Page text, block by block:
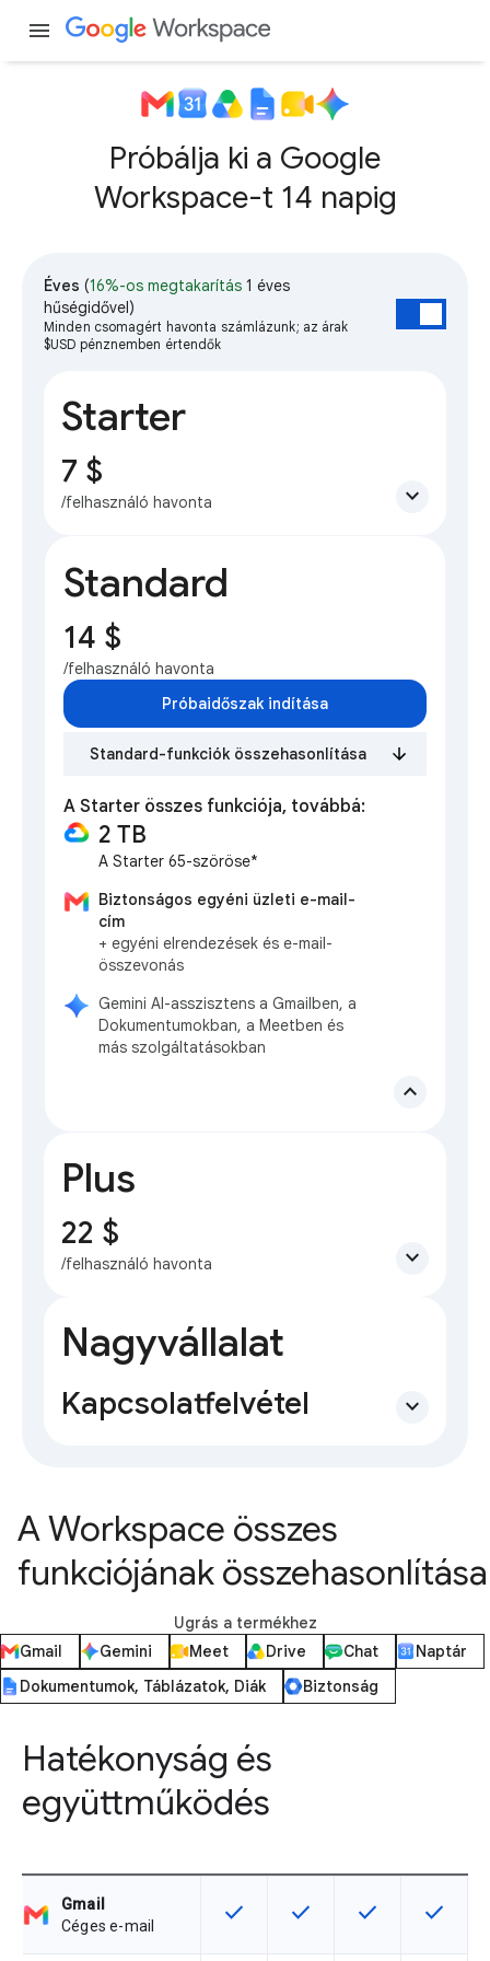
menu
Próbálja ki a Google
Workspace-t 14 napig
Éves (16%-os megtakarítás 1 éves
hűségidővel)
Minden csomagért havonta számlázunk; az árak
$USD pénznemben értendők
Starter
7 $
/felhasználó havonta expand_more
Standard
14 $
/felhasználó havonta
Próbaidőszak indítása
Standard-funkciók összehasonlítása
A Starter összes funkciója, továbbá:
2 TB
A Starter 65-szöröse*
Biztonságos egyéni üzleti e-mail-
cím
+ egyéni elrendezések és e-mail-
összevonás
Gemini AI-asszisztens a Gmailben, a
Dokumentumokban, a Meetben és
más szolgáltatásokban
expand_less
Plus
22 $
/felhasználó havonta expand_more
Nagyvállalat
Kapcsolatfelvétel expand_more
A Workspace összes
funkciójának összehasonlítása
Ugrás a termékhez
Gmail
Gemini Meet Drive Chat
Naptár
Dokumentumok, Táblázatok, Diák
Biztonság
Hatékonyság és
együttműködés
Gmail
Céges e-mail
Ez a funkció az adott
check Ez a funkció az adott
check Ez a funkció az
check Ez a
check